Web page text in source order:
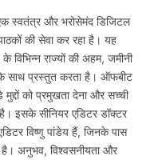
स्वतंत्र और भरोसेमंद डिजिटल
की सेवा कर रहा है। यह
विभिन्न राज्यों की अहम, जमीनी
साथ प्रस्तुत करता है। ऑफबीट
को प्रमुखता देना और सच्ची
इसके सीनियर एडिटर डॉक्टर
विष्णु पांडेय हैं, जिनके पास
अनुभव, विश्वसनीयता और